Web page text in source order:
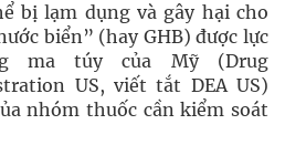
bị lạm dụng và gây hại cho
biển” (hay GHB) được lực
ma túy của Mỹ (Drug
US, viết tắt DEA US)
nhóm thuốc cần kiểm soát